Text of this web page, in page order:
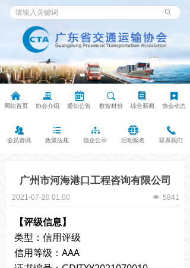
ꄙ
낀
网站首页
끉
协会介绍
녀
通知公告
끠
数智材价
뀴
综合新闻
끈
协会动态
뀡
会员资讯
뀑
政策法规
뀒
信企公示
뀁
活动报名
끅
联系我们
广州市河海港口工程咨询有限公司
【评级信息】
类型：信用评级
信用等级：AAA
넶 5841
2021-07-20 01:00